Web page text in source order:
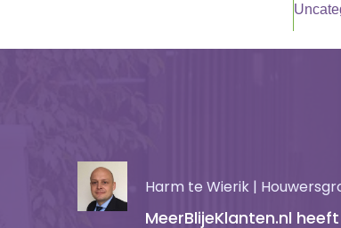
Harm te Wierik |
MeerBlijeKlanten.nl